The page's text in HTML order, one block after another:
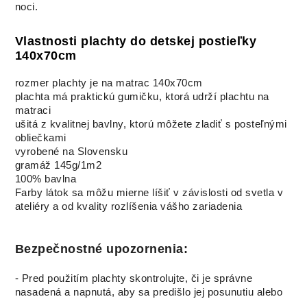
noci.
Vlastnosti plachty do detskej postieľky
140x70cm
rozmer plachty je na matrac 140x70cm
plachta má praktickú gumičku, ktorá udrží plachtu na
matraci
ušitá z kvalitnej bavlny, ktorú môžete zladiť s posteľnými
obliečkami
vyrobené na Slovensku
gramáž 145g/1m2
100% bavlna
Farby látok sa môžu mierne líšiť v závislosti od svetla v
ateliéry a od kvality rozlíšenia vášho zariadenia
Bezpečnostné upozornenia:
- Pred použitím plachty skontrolujte, či je správne
nasadená a napnutá, aby sa predišlo jej posunutiu alebo